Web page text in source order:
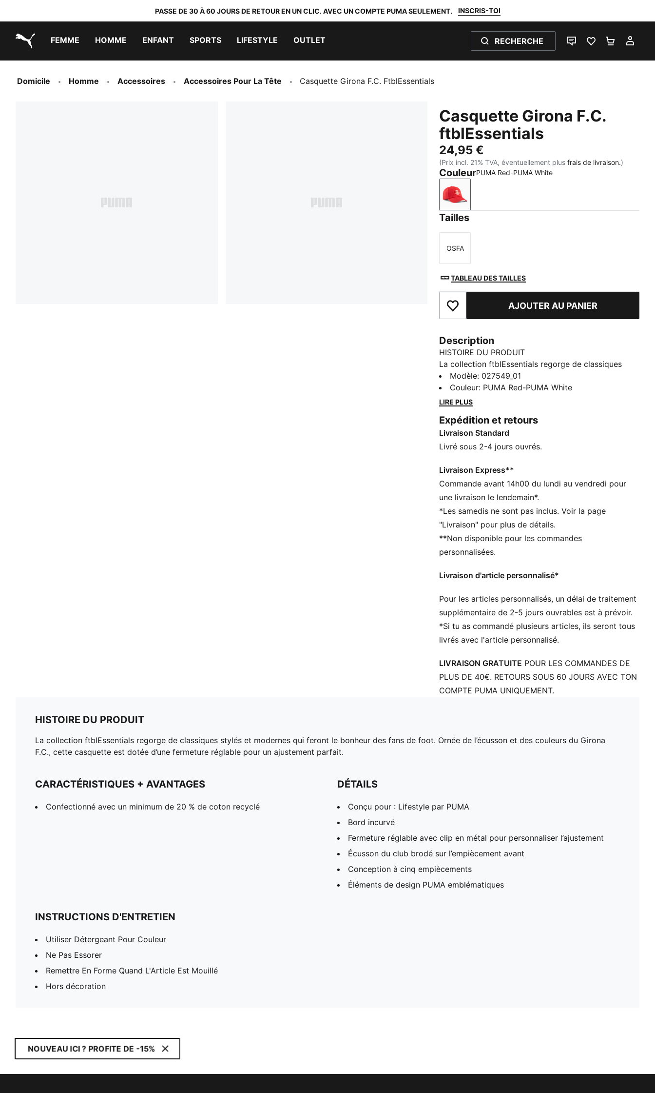
PASSE DE 30 À 60 JOURS DE RETOUR EN UN CLIC. AVEC UN COMPTE PUMA SEULEMENT. INSCRIS-TOI
FEMME HOMME ENFANT SPORTS LIFESTYLE OUTLET RECHERCHE
LIVE CHATFAVORIS 0PANIER 0
Domicile Homme Accessoires Accessoires Pour La Tête Casquette Girona F.C. FtblEssentials
Casquette Girona F.C.
ftblEssentials
24,95 €
(Prix incl. 21% TVA, éventuellement plusfrais de livraison.)
CouleurPUMA Red-PUMA White
PUMA Red-PUMA White
Tailles
Taille
OSFA
TABLEAU DES TAILLES
Ajouter aux favorisAJOUTER AU PANIER
Description
HISTOIRE DU PRODUIT
La collection ftblEssentials regorge de classiques
stylés et modernes qui feront le bonheur des fans de
foot. Ornée de l’écusson et des couleurs du Girona
F.C., cette casquette est dotée d’une fermeture
CARACTÉRISTIQUES + AVANTAGES
Confectionné avec un minimum de 20 % de coton
recyclé
Conçu pour : Lifestyle par PUMA
Bord incurvé
Fermeture réglable avec clip en métal pour
Écusson du club brodé sur l’empiècement avant
Conception à cinq empiècements
Éléments de design PUMA emblématiques
Modèle: 027549_01
Couleur: PUMA Red-PUMA White
LIRE PLUS
Expédition et retours
Livraison Standard
Livré sous 2-4 jours ouvrés.
Livraison Express**
Commande avant 14h00 du lundi au vendredi pour
une livraison le lendemain*.
*Les samedis ne sont pas inclus. Voir la page
"Livraison" pour plus de détails.
**Non disponible pour les commandes
personnalisées.
Livraison d'article personnalisé*
Pour les articles personnalisés, un délai de traitement
supplémentaire de 2-5 jours ouvrables est à prévoir.
*Si tu as commandé plusieurs articles, ils seront tous
livrés avec l'article personnalisé.
LIVRAISON GRATUITE POUR LES COMMANDES DE
PLUS DE 40€. RETOURS SOUS 60 JOURS AVEC TON
COMPTE PUMA UNIQUEMENT.
HISTOIRE DU PRODUIT
La collection ftblEssentials regorge de classiques stylés et modernes qui feront le bonheur des fans de foot. Ornée de l’écusson et des couleurs du Girona
F.C., cette casquette est dotée d’une fermeture réglable pour un ajustement parfait.
CARACTÉRISTIQUES + AVANTAGES
Confectionné avec un minimum de 20 % de coton recyclé
DÉTAILS
Conçu pour : Lifestyle par PUMA
Bord incurvé
Fermeture réglable avec clip en métal pour personnaliser l’ajustement
Écusson du club brodé sur l’empiècement avant
Conception à cinq empiècements
Éléments de design PUMA emblématiques
INSTRUCTIONS D'ENTRETIEN
Utiliser Détergeant Pour Couleur
Ne Pas Essorer
Remettre En Forme Quand L'Article Est Mouillé
Hors décoration
NOUVEAU ICI ? PROFITE DE -15%